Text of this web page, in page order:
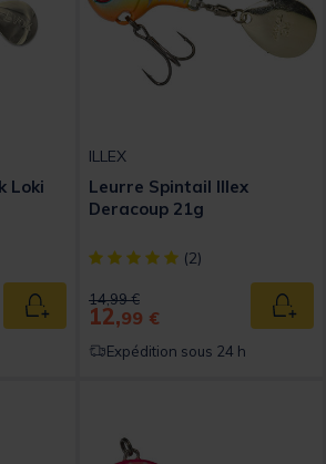
Loki
Ajouter au panier
ILLEX
Leurre Spintail Illex
Deracoup 21g
[object Object] out of 5
(2)
Price reduced from
14,99 €to
12,99 €
Expédition sous 24 h